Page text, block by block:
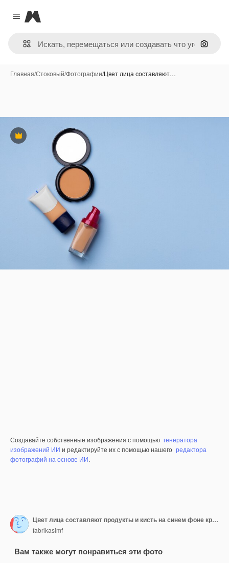
Close menu
Magnific
Поиск
Главная/Стоковый/Фотографии/Цвет лица составляют…
Премиум
Создавайте собственные изображения с помощью генератора
изображений ИИ и редактируйте их с помощью нашего редактора
фотографий на основе ИИ.
Цвет лица составляют продукты и кисть на синем фоне крупным планом
fabrikasimf
Вам также могут понравиться эти фото